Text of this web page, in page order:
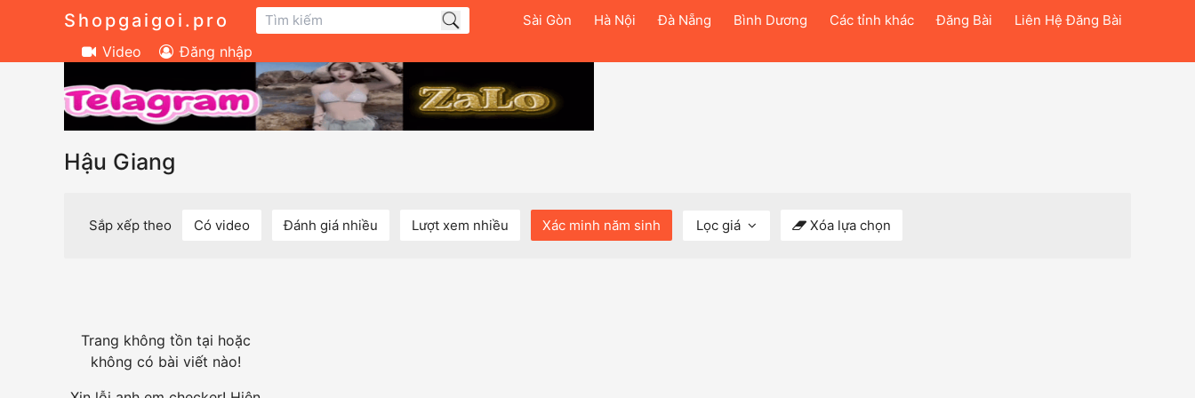
Shopgaigoi.pro Sài Gòn Hà Nội Đà Nẵng Bình Dương Các tỉnh khác Đăng Bài Liên Hệ Đăng Bài
Video Đăng nhập
Hậu Giang
Sắp xếp theo Có video Đánh giá nhiều Lượt xem nhiều Xác minh năm sinh Lọc giá Xóa lựa chọn
Trang không tồn tại hoặc
không có bài viết nào!